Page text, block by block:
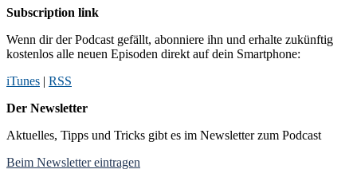
Subscription link
Wenn dir der Podcast gefällt, abonniere ihn und erhalte zukünftig
kostenlos alle neuen Episoden direkt auf dein Smartphone:
iTunes | RSS
Der Newsletter
Aktuelles, Tipps und Tricks gibt es im Newsletter zum Podcast
Beim Newsletter eintragen